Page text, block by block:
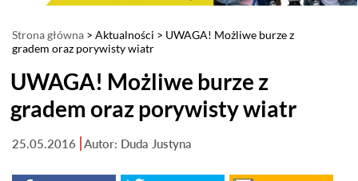
Strona główna > Aktualności > UWAGA! Możliwe burze z
gradem oraz porywisty wiatr
UWAGA! Możliwe burze z
gradem oraz porywisty wiatr
25.05.2016 Autor: Duda Justyna